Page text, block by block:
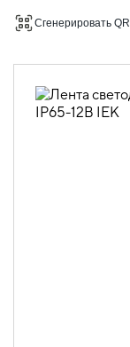
Сгенерировать